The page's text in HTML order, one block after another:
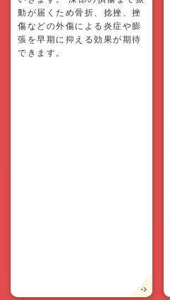
動が届くため骨折、捻挫、挫
傷などの外傷による炎症や膨
張を早期に抑える効果が期待
できます。